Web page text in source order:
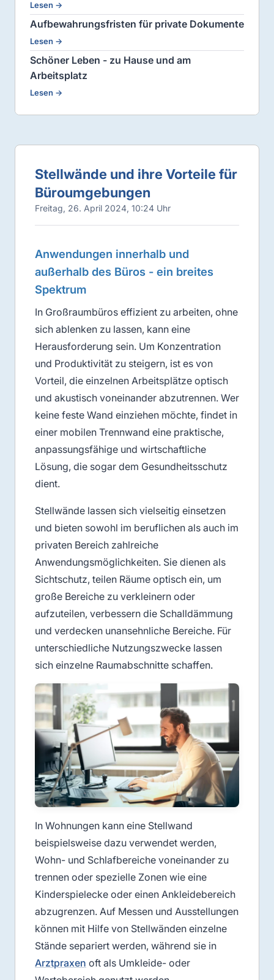
Stellwände und ihre Vorteile für
Büroumgebungen
Freitag, 26. April 2024, 10:24 Uhr
Anwendungen innerhalb und
außerhalb des Büros - ein breites
Spektrum
In Großraumbüros effizient zu arbeiten, ohne
sich ablenken zu lassen, kann eine
Herausforderung sein. Um Konzentration
und Produktivität zu steigern, ist es von
Vorteil, die einzelnen Arbeitsplätze optisch
und akustisch voneinander abzutrennen. Wer
keine feste Wand einziehen möchte, findet in
einer mobilen Trennwand eine praktische,
anpassungsfähige und wirtschaftliche
Lösung, die sogar dem Gesundheitsschutz
dient.
Stellwände lassen sich vielseitig einsetzen
und bieten sowohl im beruflichen als auch im
privaten Bereich zahlreiche
Anwendungsmöglichkeiten. Sie dienen als
Sichtschutz, teilen Räume optisch ein, um
große Bereiche zu verkleinern oder
aufzuteilen, verbessern die Schalldämmung
und verdecken unansehnliche Bereiche. Für
unterschiedliche Nutzungszwecke lassen
sich einzelne Raumabschnitte schaffen.
In Wohnungen kann eine Stellwand
beispielsweise dazu verwendet werden,
Wohn- und Schlafbereiche voneinander zu
trennen oder spezielle Zonen wie eine
Kinderspielecke oder einen Ankleidebereich
abzugrenzen. Auf Messen und Ausstellungen
können mit Hilfe von Stellwänden einzelne
Stände separiert werden, während sie in
Arztpraxen oft als Umkleide- oder
Lesen →
Aufbewahrungsfristen für private Dokumente
Lesen →
Schöner Leben - zu Hause und am
Arbeitsplatz
Lesen →